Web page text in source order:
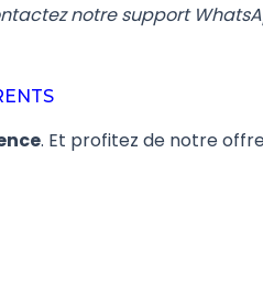
notre support
. Et profitez de notre